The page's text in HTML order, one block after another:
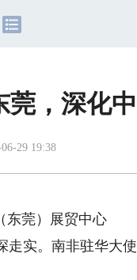
，深化
29 19:38
莞）展贸中心
走实。南非驻华大